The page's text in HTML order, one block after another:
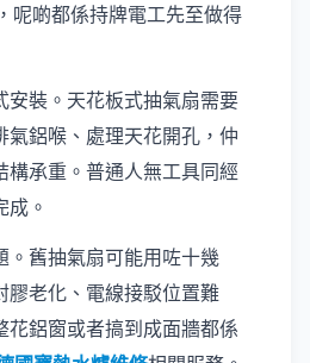
呢啲都係持牌電工先至做得
安裝。天花板式抽氣扇需要
氣鋁喉、處理天花開孔，仲
構承重。普通人無工具同經
。
。舊抽氣扇可能用咗十幾
膠老化、電線接駁位置難
花鋁窗或者搞到成面牆都係